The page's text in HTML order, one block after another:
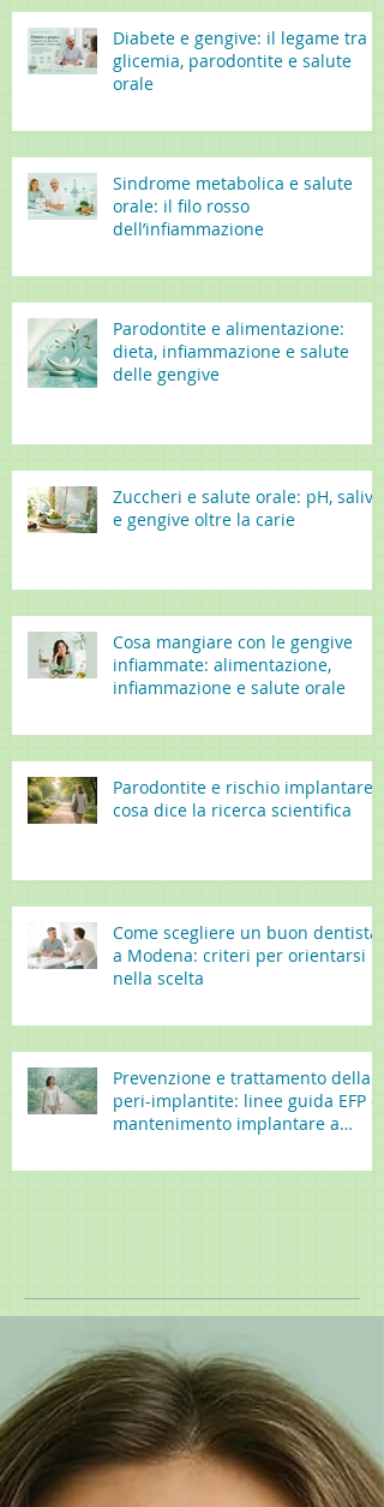
Diabete e gengive: il legame tra
glicemia, parodontite e salute
orale
Sindrome metabolica e salute
orale: il filo rosso
dell’infiammazione
Parodontite e alimentazione:
dieta, infiammazione e salute
delle gengive
Zuccheri e salute orale: pH, saliva
e gengive oltre la carie
Cosa mangiare con le gengive
infiammate: alimentazione,
infiammazione e salute orale
Parodontite e rischio implantare:
cosa dice la ricerca scientifica
Come scegliere un buon dentista
a Modena: criteri per orientarsi
nella scelta
Prevenzione e trattamento della
peri-implantite: linee guida EFP e
mantenimento implantare a